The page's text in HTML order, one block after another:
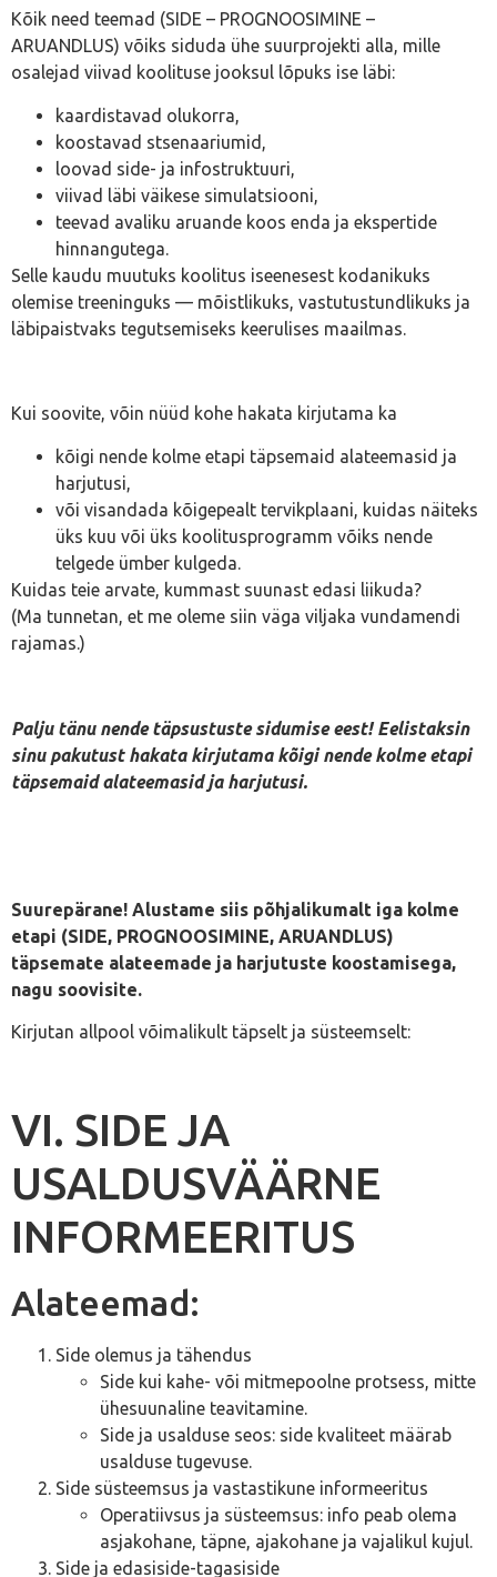
Kõik need teemad (SIDE – PROGNOOSIMINE –
ARUANDLUS) võiks siduda ühe suurprojekti alla, mille
osalejad viivad koolituse jooksul lõpuks ise läbi:
kaardistavad olukorra,
koostavad stsenaariumid,
loovad side- ja infostruktuuri,
viivad läbi väikese simulatsiooni,
teevad avaliku aruande koos enda ja ekspertide
hinnangutega.
Selle kaudu muutuks koolitus iseenesest kodanikuks
olemise treeninguks — mõistlikuks, vastutustundlikuks ja
läbipaistvaks tegutsemiseks keerulises maailmas.
Kui soovite, võin nüüd kohe hakata kirjutama ka
kõigi nende kolme etapi täpsemaid alateemasid ja
harjutusi,
või visandada kõigepealt tervikplaani, kuidas näiteks
üks kuu või üks koolitusprogramm võiks nende
telgede ümber kulgeda.
Kuidas teie arvate, kummast suunast edasi liikuda?
(Ma tunnetan, et me oleme siin väga viljaka vundamendi
rajamas.)
Palju tänu nende täpsustuste sidumise eest! Eelistaksin
sinu pakutust hakata kirjutama kõigi nende kolme etapi
täpsemaid alateemasid ja harjutusi.
Suurepärane! Alustame siis põhjalikumalt iga kolme
etapi (SIDE, PROGNOOSIMINE, ARUANDLUS)
täpsemate alateemade ja harjutuste koostamisega,
nagu soovisite.
Kirjutan allpool võimalikult täpselt ja süsteemselt:
VI. SIDE JA
USALDUSVÄÄRNE
INFORMEERITUS
Alateemad:
Side olemus ja tähendus
Side kui kahe- või mitmepoolne protsess, mitte
ühesuunaline teavitamine.
Side ja usalduse seos: side kvaliteet määrab
usalduse tugevuse.
Side süsteemsus ja vastastikune informeeritus
Operatiivsus ja süsteemsus: info peab olema
asjakohane, täpne, ajakohane ja vajalikul kujul.
Side ja edasiside-tagasiside